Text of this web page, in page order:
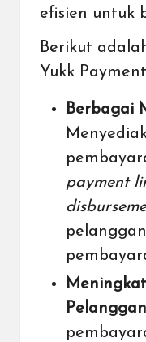
efisien untuk
Berikut
Yukk
Berbagai
payment
Pelanggan